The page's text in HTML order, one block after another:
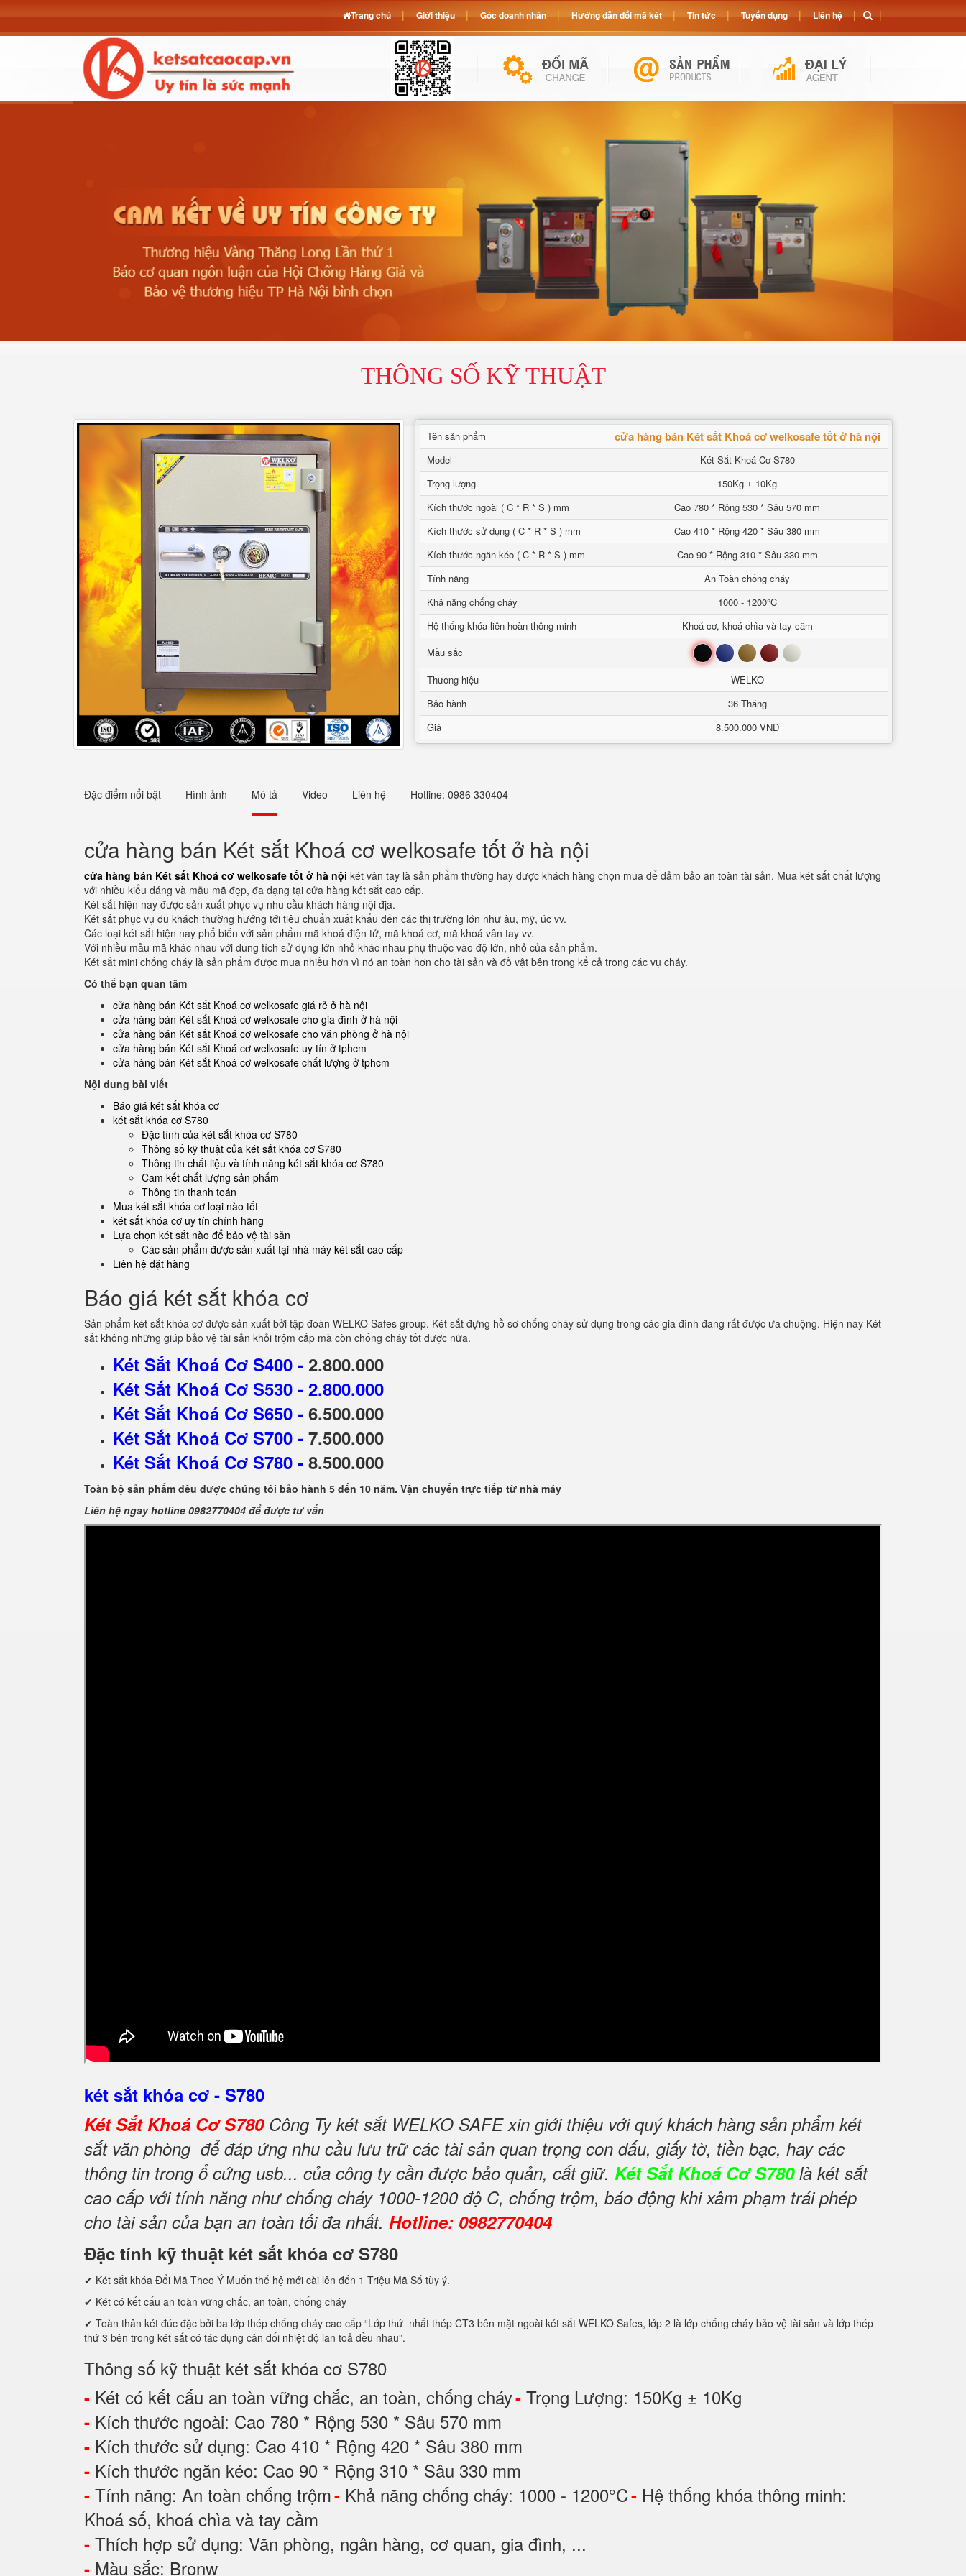
THÔNG SỐ KỸ THUẬT
Tên sản phẩm cửa hàng bán Két sắt Khoá cơ welkosafe tốt ở hà nội
Model
Két Sắt Khoá Cơ S780
Trọng lượng
150Kg ± 10Kg
Kích thước ngoài ( C * R * S ) mm
Cao 780 * Rộng 530 * Sâu 570 mm
Kích thước sử dụng ( C * R * S ) mm
Cao 410 * Rộng 420 * Sâu 380 mm
Kích thước ngăn kéo ( C * R * S ) mm
Cao 90 * Rộng 310 * Sâu 330 mm
Tính năng
An Toàn chống cháy
Khả năng chống cháy
1000 - 1200°C
Hệ thống khóa liên hoàn thông minh
Khoá cơ, khoá chìa và tay cầm
Mầu sắc
Đen Xanh Nâu Đỏ Trắng
Thương hiệu
WELKO
Bảo hành
36 Tháng
Giá
8.500.000 VNĐ
Đặc điểm nổi bật Hình ảnh Mô tả Video Liên hệ Hotline: 0986 330404
cửa hàng bán Két sắt Khoá cơ welkosafe tốt ở hà nội
cửa hàng bán Két sắt Khoá cơ welkosafe tốt ở hà nội két vân tay là sản phẩm thường hay được khách hàng chọn mua để đảm bảo an toàn tài sản. Mua két sắt chất lượng
với nhiều kiểu dáng và mẫu mã đẹp, đa dạng tại cửa hàng két sắt cao cấp.
Két sắt hiện nay được sản xuất phục vụ nhu cầu khách hàng nội địa.
Két sắt phục vụ du khách thường hướng tới tiêu chuẩn xuất khẩu đến các thị trường lớn như âu, mỹ, úc vv.
Các loại két sắt hiện nay phổ biến với sản phẩm mã khoá điện tử, mã khoá cơ, mã khoá vân tay vv.
Với nhiều mẫu mã khác nhau với dung tích sử dụng lớn nhỏ khác nhau phụ thuộc vào độ lớn, nhỏ của sản phẩm.
Két sắt mini chống cháy là sản phẩm được mua nhiều hơn vì nó an toàn hơn cho tài sản và đồ vật bên trong kể cả trong các vụ cháy.
Có thể bạn quan tâm
cửa hàng bán Két sắt Khoá cơ welkosafe giá rẻ ở hà nội
cửa hàng bán Két sắt Khoá cơ welkosafe cho gia đình ở hà nội
cửa hàng bán Két sắt Khoá cơ welkosafe cho văn phòng ở hà nội
cửa hàng bán Két sắt Khoá cơ welkosafe uy tín ở tphcm
cửa hàng bán Két sắt Khoá cơ welkosafe chất lượng ở tphcm
Nội dung bài viết
Báo giá két sắt khóa cơ
két sắt khóa cơ S780
Đặc tính của két sắt khóa cơ S780
Thông số kỹ thuật của két sắt khóa cơ S780
Thông tin chất liệu và tính năng két sắt khóa cơ S780
Cam kết chất lượng sản phẩm
Thông tin thanh toán
Mua két sắt khóa cơ loại nào tốt
két sắt khóa cơ uy tín chính hãng
Lựa chọn két sắt nào để bảo vệ tài sản
Các sản phẩm được sản xuất tại nhà máy két sắt cao cấp
Liên hệ đặt hàng
Báo giá két sắt khóa cơ
Sản phẩm két sắt khóa cơ được sản xuất bởi tập đoàn WELKO Safes group. Két sắt đựng hồ sơ chống cháy sử dụng trong các gia đình đang rất được ưa chuộng. Hiện nay Két
sắt không những giúp bảo vệ tài sản khỏi trộm cắp mà còn chống cháy tốt được nữa.
Két Sắt Khoá Cơ S400 - 2.800.000
Két Sắt Khoá Cơ S530 - 2.800.000
Két Sắt Khoá Cơ S650 - 6.500.000
Két Sắt Khoá Cơ S700 - 7.500.000
Két Sắt Khoá Cơ S780 - 8.500.000
Toàn bộ sản phẩm đều được chúng tôi bảo hành 5 đến 10 năm. Vận chuyển trực tiếp từ nhà máy
Liên hệ ngay hotline 0982770404 để được tư vấn
két sắt khóa cơ - S780
Két Sắt Khoá Cơ S780 Công Ty két sắt WELKO SAFE xin giới thiệu với quý khách hàng sản phẩm két
sắt văn phòng để đáp ứng nhu cầu lưu trữ các tài sản quan trọng con dấu, giấy tờ, tiền bạc, hay các
thông tin trong ổ cứng usb... của công ty cần được bảo quản, cất giữ. Két Sắt Khoá Cơ S780là két sắt
cao cấp với tính năng như chống cháy 1000-1200 độ C, chống trộm, báo động khi xâm phạm trái phép
cho tài sản của bạn an toàn tối đa nhất. Hotline: 0982770404
Đặc tính kỹ thuật két sắt khóa cơ S780
✔ Két sắt khóa Đổi Mã Theo Ý Muốn thế hệ mới cài lên đến 1 Triệu Mã Số tùy ý.
✔ Két có kết cấu an toàn vững chắc, an toàn, chống cháy
✔ Toàn thân két đúc đặc bởi ba lớp thép chống cháy cao cấp “Lớp thứ nhất thép CT3 bên mặt ngoài két sắt WELKO Safes, lớp 2 là lớp chống cháy bảo vệ tài sản và lớp thép
thứ 3 bên trong két sắt có tác dụng cân đối nhiệt độ lan toả đều nhau”.
Thông số kỹ thuật két sắt khóa cơ S780
- Két có kết cấu an toàn vững chắc, an toàn, chống cháy- Trọng Lượng: 150Kg ± 10Kg
- Kích thước ngoài: Cao 780 * Rộng 530 * Sâu 570 mm
- Kích thước sử dụng: Cao 410 * Rộng 420 * Sâu 380 mm
- Kích thước ngăn kéo: Cao 90 * Rộng 310 * Sâu 330 mm
- Tính năng: An toàn chống trộm- Khả năng chống cháy: 1000 - 1200°C- Hệ thống khóa thông minh:
Khoá số, khoá chìa và tay cầm
- Thích hợp sử dụng: Văn phòng, ngân hàng, cơ quan, gia đình, ...
- Màu sắc: Bronw
Trang chủ Giới thiệu Góc doanh nhân Hướng dẫn đổi mã két Tin tức Tuyển dụng Liên hệ